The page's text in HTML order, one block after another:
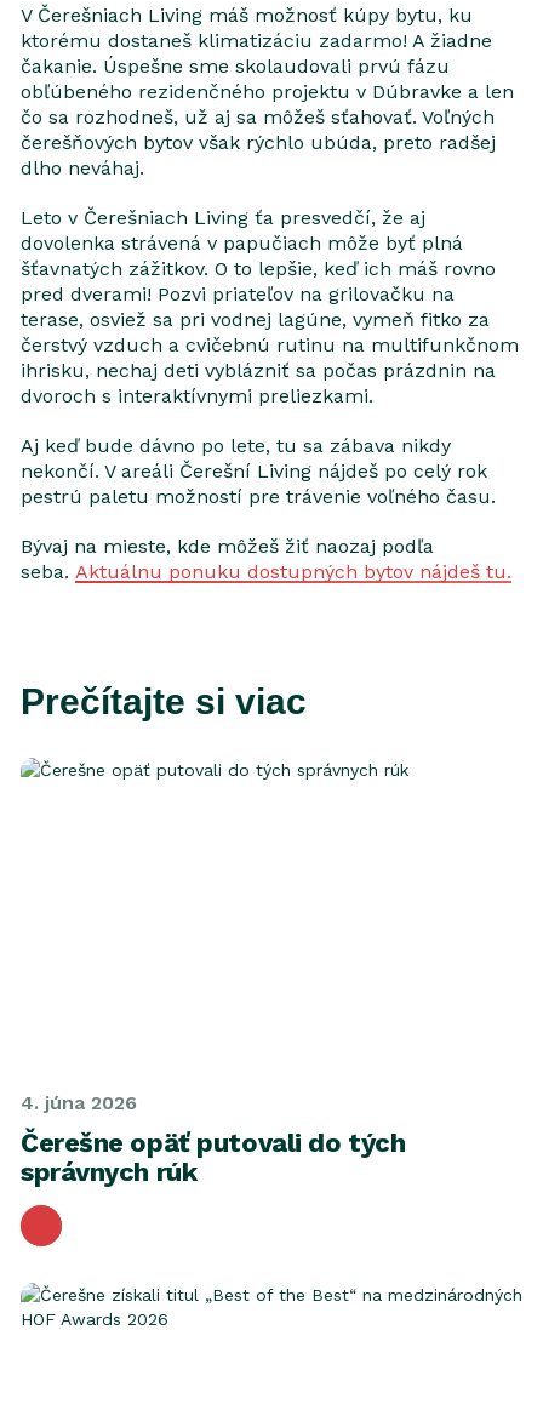
V Čerešniach Living máš možnosť kúpy bytu, ku
ktorému dostaneš klimatizáciu zadarmo! A žiadne
čakanie. Úspešne sme skolaudovali prvú fázu
obľúbeného rezidenčného projektu v Dúbravke a len
čo sa rozhodneš, už aj sa môžeš sťahovať. Voľných
čerešňových bytov však rýchlo ubúda, preto radšej
dlho neváhaj.
Leto v Čerešniach Living ťa presvedčí, že aj
dovolenka strávená v papučiach môže byť plná
šťavnatých zážitkov. O to lepšie, keď ich máš rovno
pred dverami! Pozvi priateľov na grilovačku na
terase, osviež sa pri vodnej lagúne, vymeň fitko za
čerstvý vzduch a cvičebnú rutinu na multifunkčnom
ihrisku, nechaj deti vyblázniť sa počas prázdnin na
dvoroch s interaktívnymi preliezkami.
Aj keď bude dávno po lete, tu sa zábava nikdy
nekončí. V areáli Čerešní Living nájdeš po celý rok
pestrú paletu možností pre trávenie voľného času.
Bývaj na mieste, kde môžeš žiť naozaj podľa
seba. Aktuálnu ponuku dostupných bytov nájdeš tu.
Prečítajte si viac
4. júna 2026
Čerešne opäť putovali do tých
správnych rúk